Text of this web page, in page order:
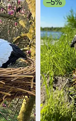
–5%